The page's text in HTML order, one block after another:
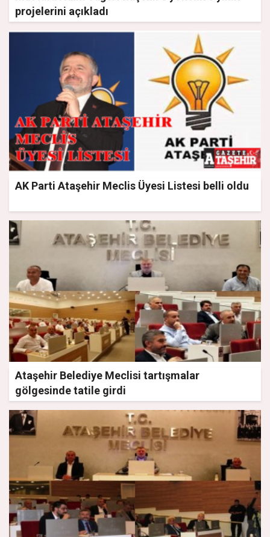
projelerini açıkladı
AK Parti Ataşehir Meclis Üyesi Listesi belli oldu
Ataşehir Belediye Meclisi tartışmalar
gölgesinde tatile girdi